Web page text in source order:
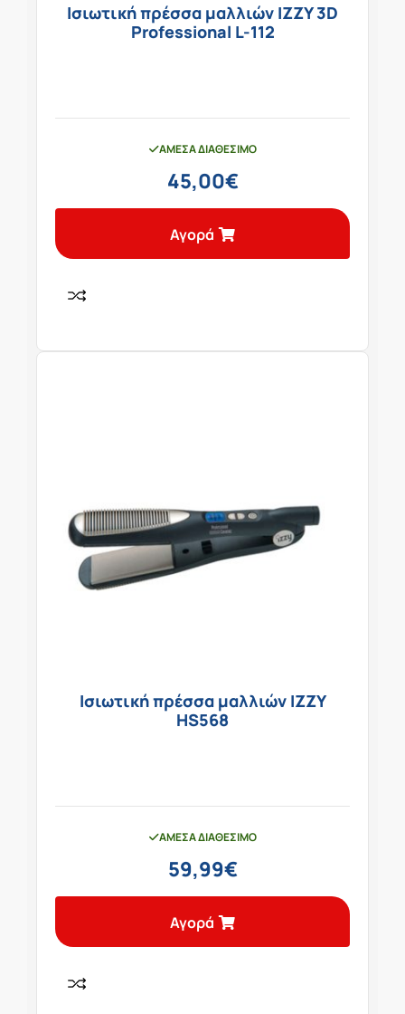
Ισιωτική πρέσσα μαλλιών IZZY 3D
Professional L-112
ΆΜΕΣΑ ΔΙΑΘΈΣΙΜΟ
45,00€
Αγορά
Ισιωτική πρέσσα μαλλιών IZZY
HS568
ΆΜΕΣΑ ΔΙΑΘΈΣΙΜΟ
59,99€
Αγορά